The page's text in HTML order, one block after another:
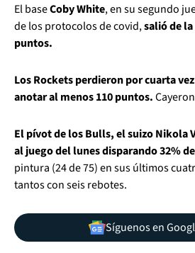
El baseCoby White, en su segundo
de los protocolos de covid,salió de
puntos.
Los Rockets perdieron por cuarta
anotar al menos 110 puntos.
El pívot de los Bulls, el suizo Nikola
al juego del lunes disparando 32%
pintura (24 de 75) en sus últimos
tantos con seis rebotes.
Síguenos en